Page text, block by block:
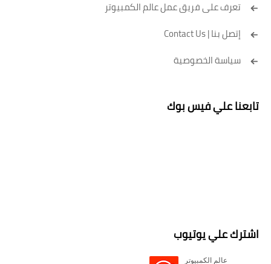
تعرف على فريق عمل عالم الكمبيوتر
إتصل بنا | Contact Us
سياسة الخصوصية
تابعنا علي فيس بوك
اشترك علي يوتيوب